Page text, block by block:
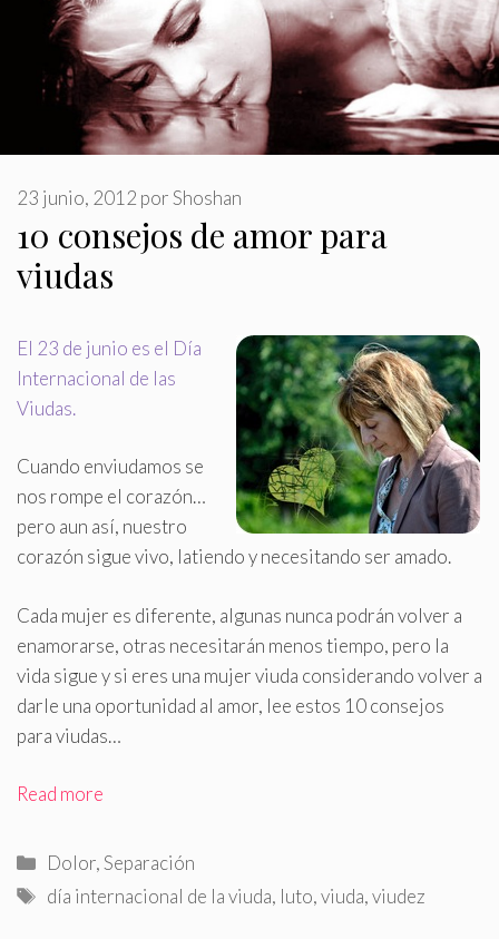
10 consejos de amor para
viudas
23 junio, 2012 porShoshan
El 23 de junio es el Día
Internacional de las
Viudas.
Cuando enviudamos se
nos rompe el corazón…
pero aun así, nuestro
corazón sigue vivo, latiendo y necesitando ser amado.
Cada mujer es diferente, algunas nunca podrán volver a
enamorarse, otras necesitarán menos tiempo, pero la
vida sigue y si eres una mujer viuda considerando volver a
darle una oportunidad al amor, lee estos 10 consejos
para viudas…
Read more
Categorías
Dolor,Separación
Etiquetas
día internacional de la viuda, luto,viuda,viudez